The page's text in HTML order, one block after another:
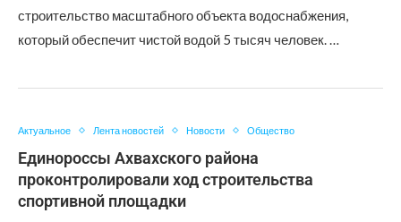
строительство масштабного объекта водоснабжения,
который обеспечит чистой водой 5 тысяч человек. …
Актуальное Лента новостей Новости Общество
Единороссы Ахвахского района
проконтролировали ход строительства
спортивной площадки